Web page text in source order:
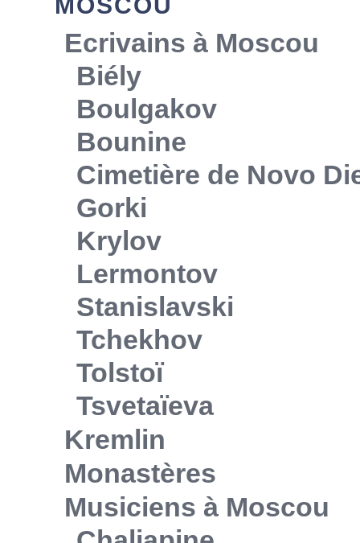
Ecrivains à Moscou
Biély
Boulgakov
Bounine
Cimetière de Novo
Gorki
Krylov
Lermontov
Stanislavski
Tchekhov
Tolstoï
Tsvetaïeva
Kremlin
Monastères
Musiciens à Moscou